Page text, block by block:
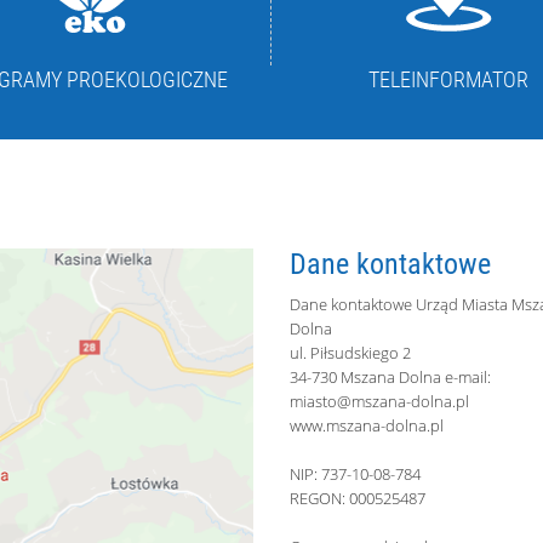
PROEKOLOGICZNE TELEINFORMATOR
Dane kontaktowe
Dane kontaktowe Urząd Miasta
Dolna
ul. Piłsudskiego 2
34-730 Mszana Dolna e-mail:
miasto@mszana-dolna.pl
www.mszana-dolna.pl
NIP: 737-10-08-784
REGON: 000525487